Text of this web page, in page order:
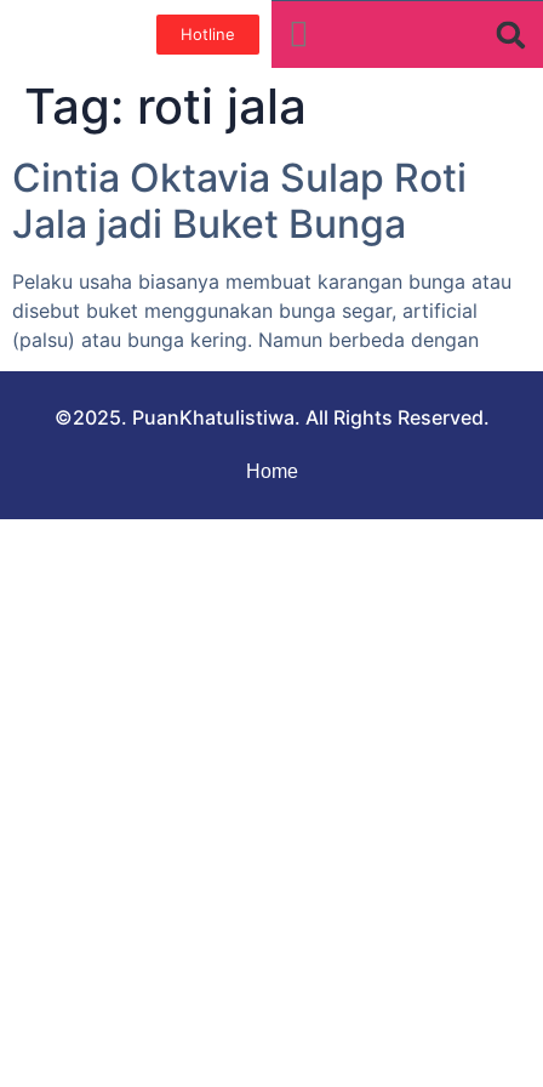
Hotline
Tag: roti jala
Cintia Oktavia Sulap Roti
Jala jadi Buket Bunga
Pelaku usaha biasanya membuat karangan bunga atau
disebut buket menggunakan bunga segar, artificial
(palsu) atau bunga kering. Namun berbeda dengan
©2025. PuanKhatulistiwa. All Rights Reserved.
Home